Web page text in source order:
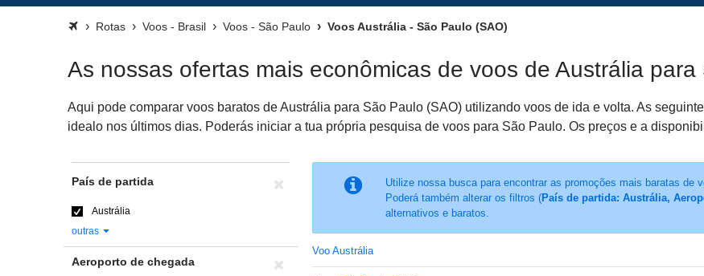
Rotas Voos - Brasil Voos - São Paulo Voos Austrália - São Paulo (SAO)
As nossas ofertas mais econômicas de voos de Austrália para
Aqui pode comparar voos baratos de Austrália para São Paulo (SAO) utilizando voos de ida e volta. As
idealo nos últimos dias. Poderás iniciar a tua própria pesquisa de voos para São Paulo. Os preços e a
Utilize nossa busca para encontrar as promoções mais baratas de
Poderá também alterar os filtros (País de partida: Austrália,
alternativos e baratos.
Voo Austrália
País de partida
Austrália
outras
Aeroporto de chegada